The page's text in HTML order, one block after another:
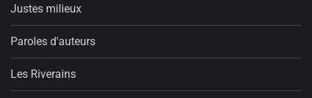
Justes milieux
Paroles d'auteurs
Les Riverains